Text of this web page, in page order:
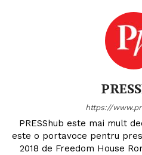
https://
PRESShub este mai mult
este o portavoce pentru
2018 de Freedom House